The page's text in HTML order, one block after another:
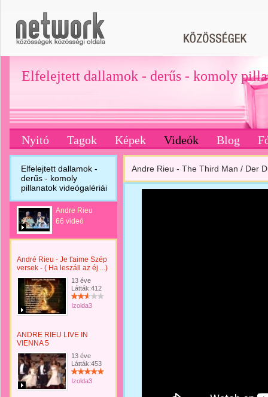
Elfelejtett dallamok - derűs - komoly
Nyitó Tagok Képek Videók Blog
Elfelejtett dallamok -
derűs - komoly
pillanatok videógalériái
Andre Rieu
66 videó
André Rieu - Je t'aime Szép
versek - ( Ha leszáll az éj ...)
13 éve
Látták:412
Izolda3
ANDRE RIEU LIVE IN
VIENNA 5
13 éve
Látták:453
Izolda3
Andre Rieu - The Third Man / Der